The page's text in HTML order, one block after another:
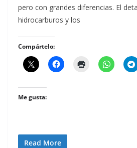
pero con grandes diferencias. El
hidrocarburos y los
Compártelo:
Me gusta:
Read More